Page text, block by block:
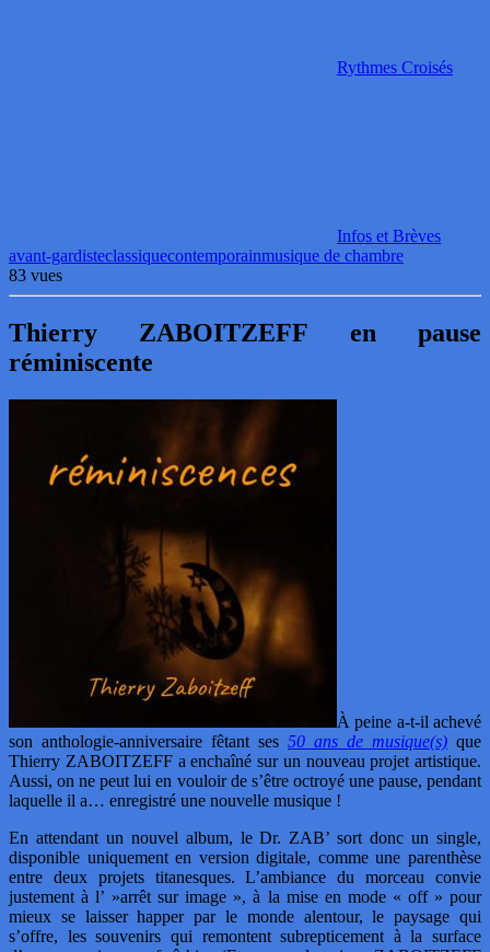
Rythmes Croisés
Infos et Brèves
avant-gardisteclassiquecontemporainmusique de chambre
83 vues
Thierry ZABOITZEFF en pause
réminiscente
À peine a-t-il achevé
son anthologie-anniversaire fêtant ses 50 ans de musique(s) que
Thierry ZABOITZEFF a enchaîné sur un nouveau projet artistique.
Aussi, on ne peut lui en vouloir de s’être octroyé une pause, pendant
laquelle il a… enregistré une nouvelle musique !
En attendant un nouvel album, le Dr. ZAB’ sort donc un single,
disponible uniquement en version digitale, comme une parenthèse
entre deux projets titanesques. L’ambiance du morceau convie
justement à l’ »arrêt sur image », à la mise en mode « off » pour
mieux se laisser happer par le monde alentour, le paysage qui
s’offre, les souvenirs qui remontent subrepticement à la surface